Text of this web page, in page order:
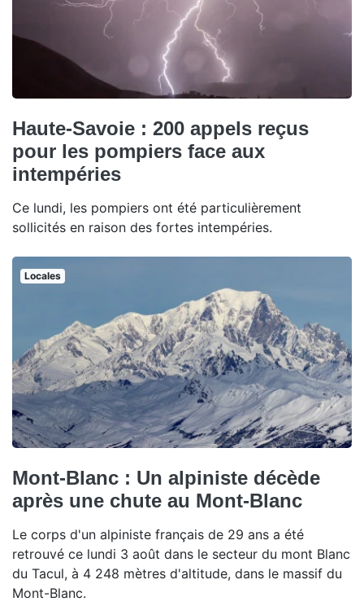
Haute-Savoie : 200 appels reçus
pour les pompiers face aux
intempéries
Ce lundi, les pompiers ont été particulièrement
sollicités en raison des fortes intempéries.
Locales
Mont-Blanc : Un alpiniste décède
après une chute au Mont-Blanc
Le corps d'un alpiniste français de 29 ans a été
retrouvé ce lundi 3 août dans le secteur du mont Blanc
du Tacul, à 4 248 mètres d'altitude, dans le massif du
Mont-Blanc.